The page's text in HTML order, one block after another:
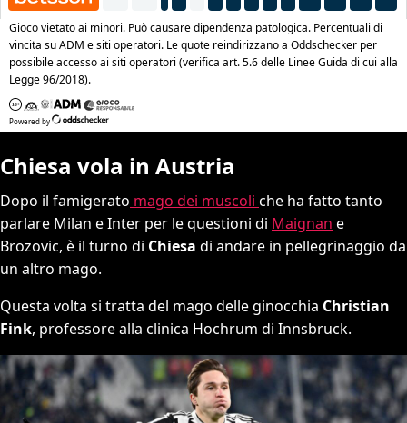
Chiesa vola in Austria
Dopo il famigerato mago dei muscoli che ha fatto tanto
parlare Milan e Inter per le questioni di Maignan e
Brozovic, è il turno di Chiesa di andare in pellegrinaggio da
un altro mago.
Questa volta si tratta del mago delle ginocchia Christian
Fink, professore alla clinica Hochrum di Innsbruck.